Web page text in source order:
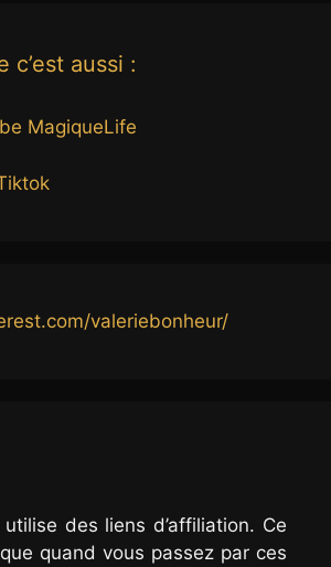
c’est aussi :
MagiqueLife
valeriebonheur/
des liens d’affiliation. Ce
quand vous passez par ces